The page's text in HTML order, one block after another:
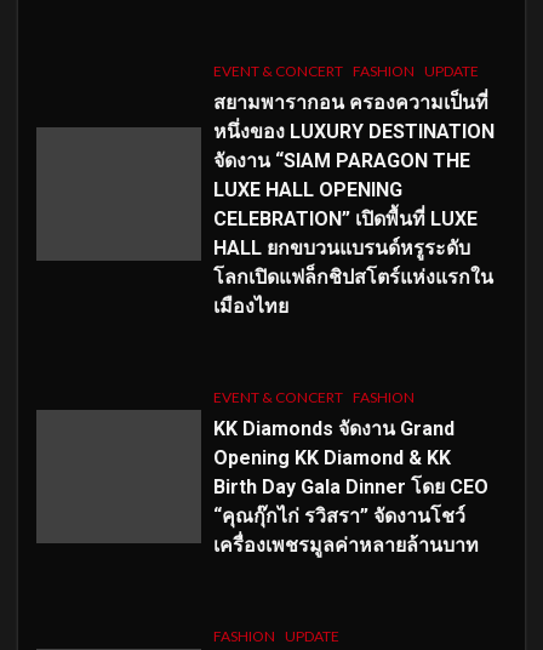
EVENT & CONCERT FASHION UPDATE
สยามพารากอน ครองความเป็นที่
หนึ่งของ LUXURY DESTINATION
จัดงาน “SIAM PARAGON THE
LUXE HALL OPENING
CELEBRATION” เปิดพื้นที่ LUXE
HALL ยกขบวนแบรนด์หรูระดับ
โลกเปิดแฟล็กชิปสโตร์แห่งแรกใน
เมืองไทย
EVENT & CONCERT FASHION
KK Diamonds จัดงาน Grand
Opening KK Diamond & KK
Birth Day Gala Dinner โดย CEO
“คุณกุ๊กไก่ รวิสรา” จัดงานโชว์
เครื่องเพชรมูลค่าหลายล้านบาท
FASHION UPDATE